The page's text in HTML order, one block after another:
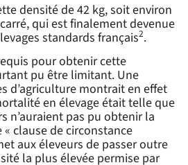
densité de 42 kg, soit environ
qui est finalement devenue
standards français2.
pour obtenir cette
pu être limitant. Une
d’agriculture montrait en effet
en élevage était telle que
n’auraient pas pu obtenir la
« clause de circonstance
aux éleveurs de passer outre
la plus élevée permise par